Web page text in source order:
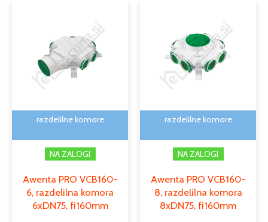
razdelilne komore
NA ZALOGI
Awenta PRO VCB160-
6, razdelilna komora
6xDN75, fi160mm
razdelilne komore
NA ZALOGI
Awenta PRO VCB160-
8, razdelilna komora
8xDN75, fi160mm